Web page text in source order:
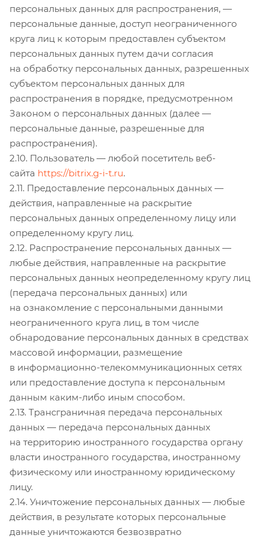
персональных данных для распространения, —
персональные данные, доступ неограниченного
круга лиц к которым предоставлен субъектом
персональных данных путем дачи согласия
на обработку персональных данных, разрешенных
субъектом персональных данных для
распространения в порядке, предусмотренном
Законом о персональных данных (далее —
персональные данные, разрешенные для
распространения).
2.10. Пользователь — любой посетитель веб-
сайта https://bitrix.g-i-t.ru.
2.11. Предоставление персональных данных —
действия, направленные на раскрытие
персональных данных определенному лицу или
определенному кругу лиц.
2.12. Распространение персональных данных —
любые действия, направленные на раскрытие
персональных данных неопределенному кругу лиц
(передача персональных данных) или
на ознакомление с персональными данными
неограниченного круга лиц, в том числе
обнародование персональных данных в средствах
массовой информации, размещение
в информационно-телекоммуникационных сетях
или предоставление доступа к персональным
данным каким-либо иным способом.
2.13. Трансграничная передача персональных
данных — передача персональных данных
на территорию иностранного государства органу
власти иностранного государства, иностранному
физическому или иностранному юридическому
лицу.
2.14. Уничтожение персональных данных — любые
действия, в результате которых персональные
данные уничтожаются безвозвратно